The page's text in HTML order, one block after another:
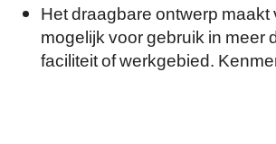
Het draagbare ontwerp maakt
mogelijk voor gebruik in meer
faciliteit of werkgebied.